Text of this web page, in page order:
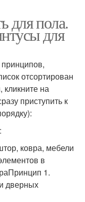
для пола.
для
отсортирован
на
приступить к
ковра, мебели
в
1.
дверных